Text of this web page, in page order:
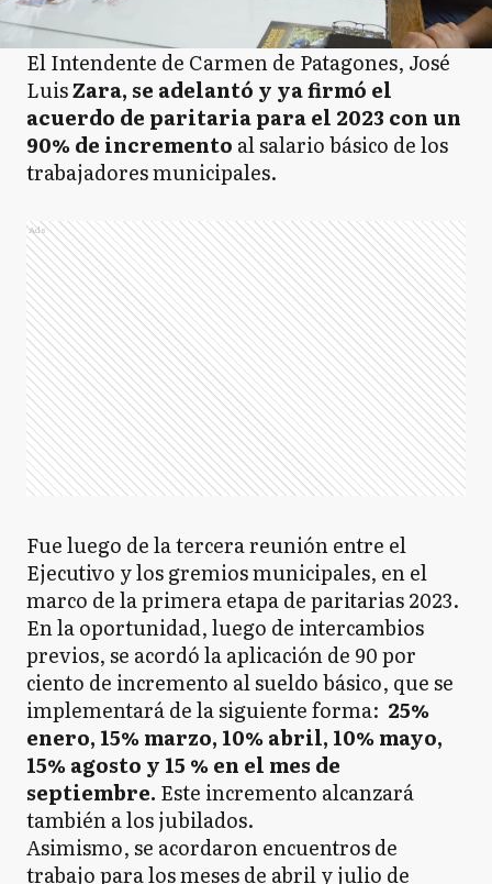
El Intendente de Carmen de Patagones, José
LuisZara, se adelantó y ya firmó el
acuerdo de paritaria para el 2023 con un
90% de incremento al salario básico de los
trabajadores municipales.
Ads
Fue luego de la tercera reunión entre el
Ejecutivo y los gremios municipales, en el
marco de la primera etapa de paritarias 2023.
En la oportunidad, luego de intercambios
previos, se acordó la aplicación de 90 por
ciento de incremento al sueldo básico, que se
implementará de la siguiente forma: 25%
enero, 15% marzo, 10% abril, 10% mayo,
15% agosto y 15 % en el mes de
septiembre. Este incremento alcanzará
también a los jubilados.
Asimismo, se acordaron encuentros de
trabajo para los meses de abril y julio de